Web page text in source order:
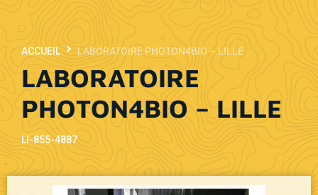
LABORATOIRE
PHOTON4BIO – LILLE
ACCUEIL LABORATOIRE PHOTON4BIO – LILLE
LI-855-4887